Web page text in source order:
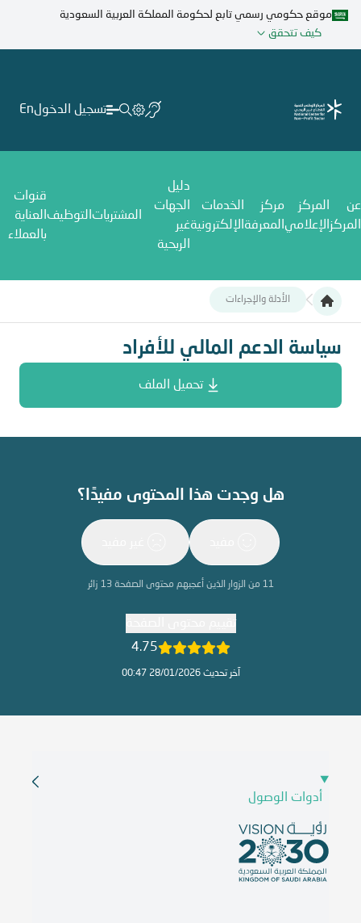
تجاوز
المحتوى
موقع حكومي رسمي تابع لحكومة المملكة العربية السعودية
كيف تتحقق
تسجيل الدخولEn
عن
المركز
المركز
الإعلامي
مركز
المعرفة
الخدمات
الإلكترونية
دليل
الجهات
غير
الربحية
المشتريات التوظيف
قنوات
العناية
بالعملاء
الأدلة والإجراءات
سياسة الدعم المالي للأفراد
سياسة الدعم المالي للأفراد
تحميل الملف
هل وجدت هذا المحتوى مفيدًا؟
11 من الزوار الذين أعجبهم محتوى الصفحة13 زائر
4.75
آخر تحديث 28/01/2026 00:47
أدوات الوصول